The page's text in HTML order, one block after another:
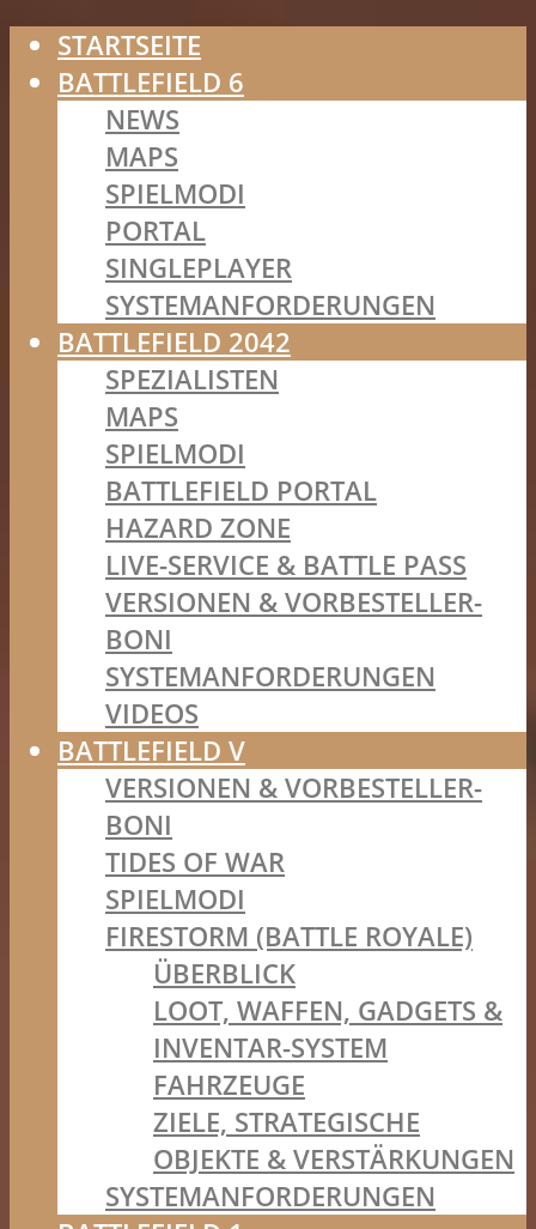
STARTSEITE
BATTLEFIELD 6
NEWS
MAPS
SPIELMODI
PORTAL
SINGLEPLAYER
SYSTEMANFORDERUNGEN
BATTLEFIELD 2042
SPEZIALISTEN
MAPS
SPIELMODI
BATTLEFIELD PORTAL
HAZARD ZONE
LIVE-SERVICE & BATTLE PASS
VERSIONEN & VORBESTELLER-
BONI
SYSTEMANFORDERUNGEN
VIDEOS
BATTLEFIELD V
VERSIONEN & VORBESTELLER-
BONI
TIDES OF WAR
SPIELMODI
FIRESTORM (BATTLE ROYALE)
ÜBERBLICK
LOOT, WAFFEN, GADGETS &
INVENTAR-SYSTEM
FAHRZEUGE
ZIELE, STRATEGISCHE
OBJEKTE & VERSTÄRKUNGEN
SYSTEMANFORDERUNGEN